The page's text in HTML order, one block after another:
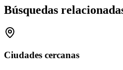
Búsquedas
Ciudades cercanas